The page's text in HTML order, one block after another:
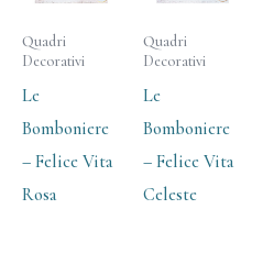
Quadri
Decorativi
Le
Bomboniere
– Felice Vita
Rosa
Quadri
Decorativi
Le
Bomboniere
– Felice Vita
Celeste